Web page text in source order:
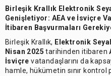
Birleşik Krallık Elektronik
Genişletiyor: AEA ve İsviçre
İtibaren Başvurmaları
Birleşik Krallık, Elektronik
Nisan 2025 tarihinden itibaren
İsviçre vatandaşlarını da
hamle, hükümetin sınır